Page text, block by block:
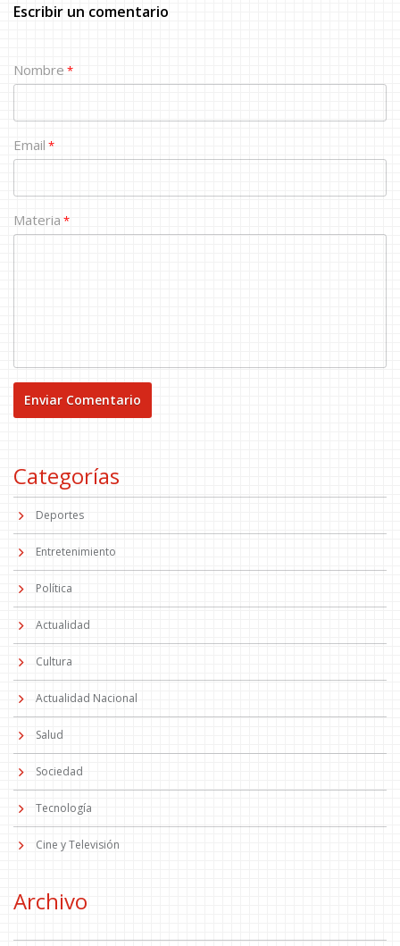
Escribir un comentario
Nombre *
Email *
Materia *
Categorías
Deportes
Entretenimiento
Política
Actualidad
Cultura
Actualidad Nacional
Salud
Sociedad
Tecnología
Cine y Televisión
Archivo